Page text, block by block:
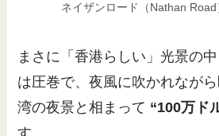
ネイザンロード（Nathan
まさに「香港らしい」光景の
は圧巻で、夜風に吹かれなが
湾の夜景と相まって “100万ド
す。